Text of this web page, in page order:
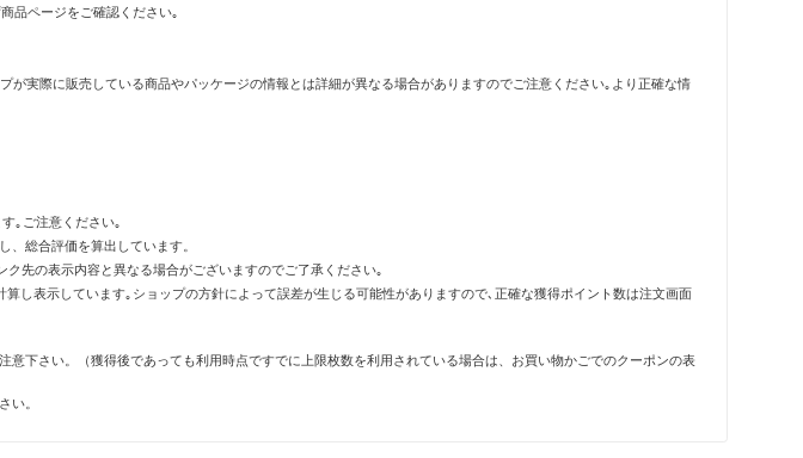
品ページをご確認ください｡
実際に販売している商品やパッケージの情報とは詳細が異なる場合がありますのでご注意ください｡より正確な情
｡ご注意ください｡
、総合評価を算出しています。
先の表示内容と異なる場合がございますのでご了承ください｡
し表示しています｡ショップの方針によって誤差が生じる可能性がありますので､正確な獲得ポイント数は注文画面
下さい。（獲得後であっても利用時点ですでに上限枚数を利用されている場合は、お買い物かごでのクーポンの表
い。